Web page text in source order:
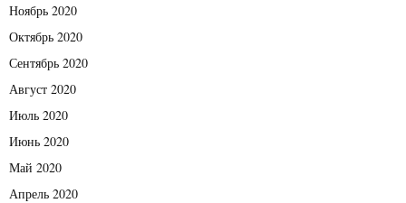
Ноябрь 2020
Октябрь 2020
Сентябрь 2020
Август 2020
Июль 2020
Июнь 2020
Май 2020
Апрель 2020